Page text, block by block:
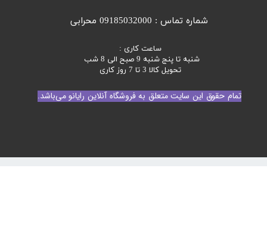
تمام حقوق این سایت متعلق به فروشگاه آنلاین رایانو می‌باشد.
ساعت کاری :
شنبه تا پنج شنبه 9 صبح الی 8 شب
تحویل کالا 3 تا 7 روز کاری
شماره تماس : 09185032000 محرابی